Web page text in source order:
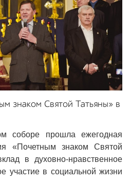
знаком Святой Татьяны» в
соборе прошла ежегодная
«Почетным знаком Святой
в духовно-нравственное
участие в социальной жизни